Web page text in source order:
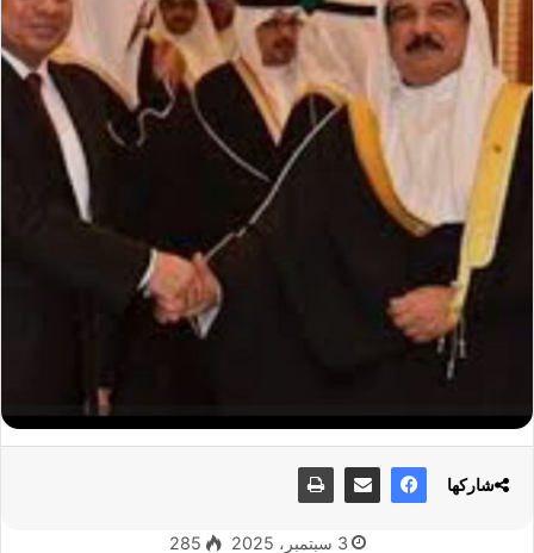
3 سبتمبر، 2025 285
شاركها